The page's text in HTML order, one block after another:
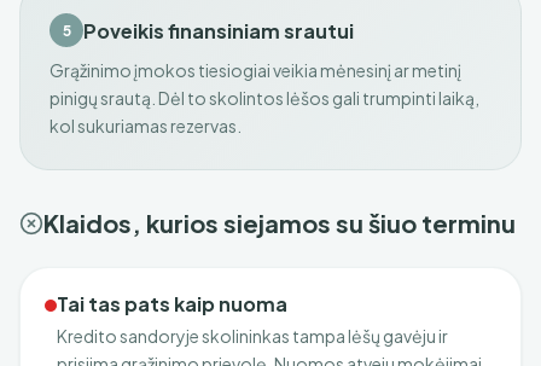
5 Poveikis finansiniam srautui
Grąžinimo įmokos tiesiogiai veikia mėnesinį ar metinį
pinigų srautą. Dėl to skolintos lėšos gali trumpinti laiką,
kol sukuriamas rezervas.
Klaidos, kurios siejamos su šiuo terminu
Tai tas pats kaip nuoma
Kredito sandoryje skolininkas tampa lėšų gavėju ir